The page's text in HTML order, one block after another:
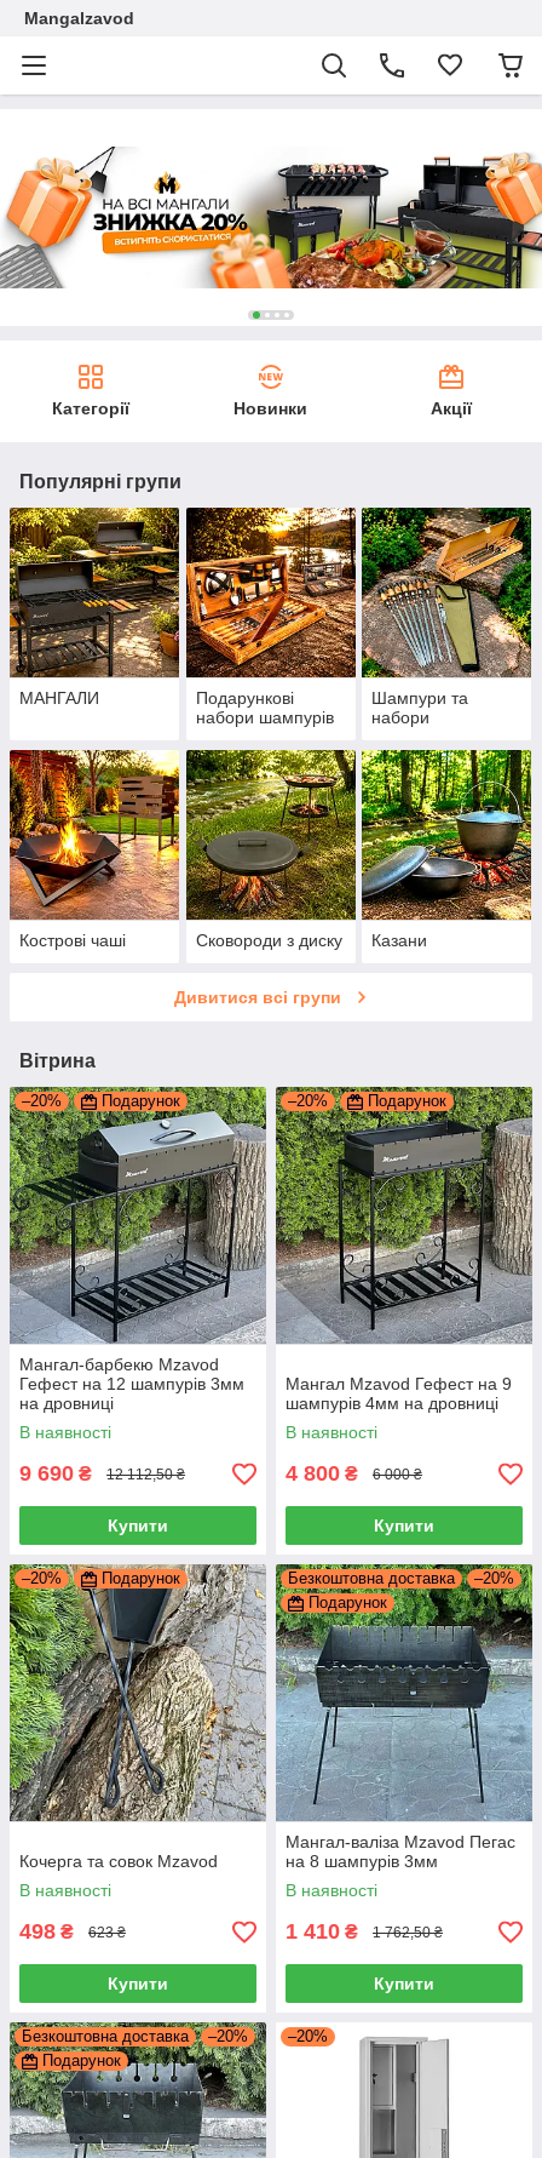
Mangalzavod
Категорії Новинки Акції
Популярні групи
МАНГАЛИ
Подарункові
набори шампурів
Шампури та
набори
Кострові чаші Сковороди з диску Казани
Дивитися всі групи
Вітрина
–20% Подарунок
Мангал-барбекю Mzavod
Гефест на 12 шампурів 3мм
на дровниці
В наявності
9 690 ₴ 12 112,50 ₴
Купити
–20% Подарунок
Мангал Mzavod Гефест на 9
шампурів 4мм на дровниці
В наявності
4 800 ₴ 6 000 ₴
Купити
–20% Подарунок
Кочерга та совок Mzavod
В наявності
498 ₴ 623 ₴
Купити
Безкоштовна доставка
–20%
Подарунок
Мангал-валіза Mzavod Пегас
на 8 шампурів 3мм
В наявності
1 410 ₴ 1 762,50 ₴
Купити
Безкоштовна доставка
–20%
Подарунок
–20%